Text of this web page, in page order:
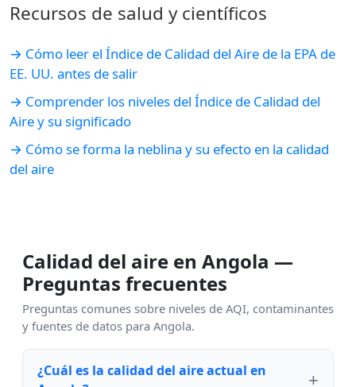
Recursos de salud y científicos
→ Cómo leer el Índice de Calidad del Aire de la EPA de
EE. UU. antes de salir
→ Comprender los niveles del Índice de Calidad del
Aire y su significado
→ Cómo se forma la neblina y su efecto en la calidad
del aire
Calidad del aire en Angola —
Preguntas frecuentes
Preguntas comunes sobre niveles de AQI, contaminantes
y fuentes de datos para Angola.
¿Cuál es la calidad del aire actual en